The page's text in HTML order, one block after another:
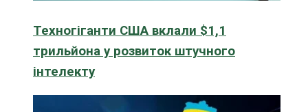
Техногіганти США вклали $1,1
трильйона у розвиток штучного
інтелекту